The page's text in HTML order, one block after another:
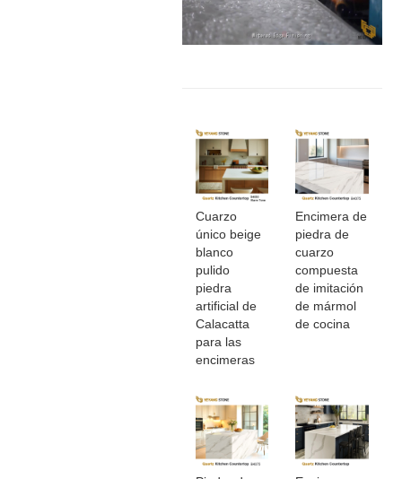
Cuarzo
único beige
blanco
pulido
piedra
artificial de
Calacatta
para las
encimeras
Encimera de
piedra de
cuarzo
compuesta
de imitación
de mármol
de cocina